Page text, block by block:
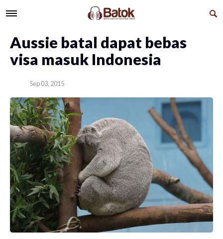
Aussie batal dapat bebas
visa masuk Indonesia
Sep 03, 2015